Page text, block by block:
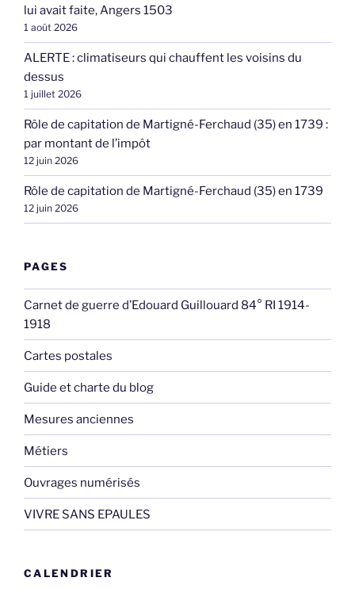
lui avait faite, Angers 1503
1 août 2026
ALERTE : climatiseurs qui chauffent les voisins du
dessus
1 juillet 2026
Rôle de capitation de Martigné-Ferchaud (35) en 1739 :
par montant de l’impôt
12 juin 2026
Rôle de capitation de Martigné-Ferchaud (35) en 1739
12 juin 2026
PAGES
Carnet de guerre d’Edouard Guillouard 84° RI 1914-
1918
Cartes postales
Guide et charte du blog
Mesures anciennes
Métiers
Ouvrages numérisés
VIVRE SANS EPAULES
CALENDRIER